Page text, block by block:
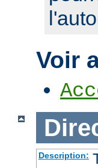
Voir
Description: